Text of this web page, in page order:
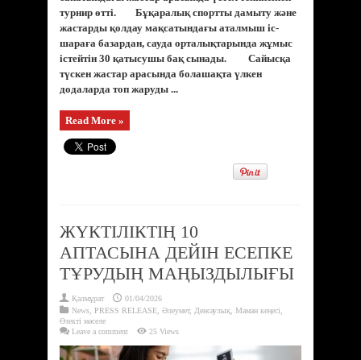
турнир өтті. Бұқаралық спортты дамыту және
жастарды қолдау мақсатындағы аталмыш іс-
шараға базардан, сауда орталықтарында жұмыс
істейтін 30 қатысушы бақ сынады. Сайысқа
түскен жастар арасында болашақта үлкен
додаларда топ жаруды ...
Read More »
ЖҮКТІЛІКТІҢ 10
АПТАСЫНА ДЕЙІН ЕСЕПКЕ
ТҰРУДЫҢ МАҢЫЗДЫЛЫҒЫ
Қалмұрат
01/04/2026
News PRESS RELEASE Әлеумет, Денсаулық Маман кеңесі
Өзекті мәселе
Leave a comment
25 Views